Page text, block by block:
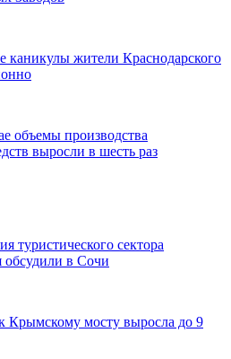
каникулы жители Краснодарского
объемы производства
выросли в шесть раз
туристического сектора
обсудили в Сочи
Крымскому мосту выросла до 9